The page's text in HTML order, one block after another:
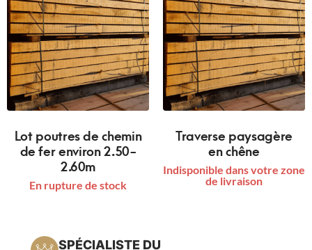
Lot poutres de chemin
de fer environ 2.50-
2.60m
En rupture de stock
Traverse paysagère
en chêne
Indisponible dans votre zone
de livraison
SPÉCIALISTE DU